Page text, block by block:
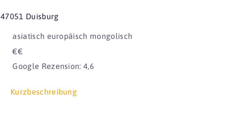
47051 Duisburg
asiatisch europäisch mongolisch
€€
Google Rezension: 4,6
Kurzbeschreibung